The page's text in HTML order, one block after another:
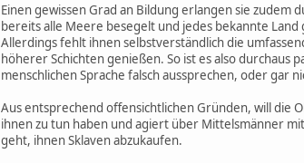
Einen gewissen Grad an Bildung erlangen sie zudem
bereits alle Meere besegelt und jedes bekannte
Allerdings fehlt ihnen selbstverständlich die
höherer Schichten genießen. So ist es also durchaus
menschlichen Sprache falsch aussprechen, oder gar
Aus entsprechend offensichtlichen Gründen, will die
ihnen zu tun haben und agiert über Mittelsmänner
geht, ihnen Sklaven abzukaufen.